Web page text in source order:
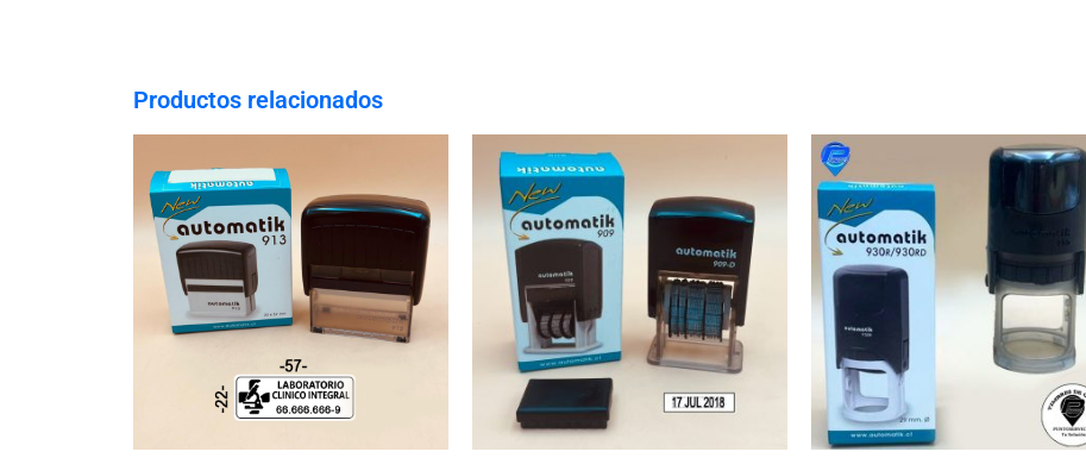
Productos relacionados